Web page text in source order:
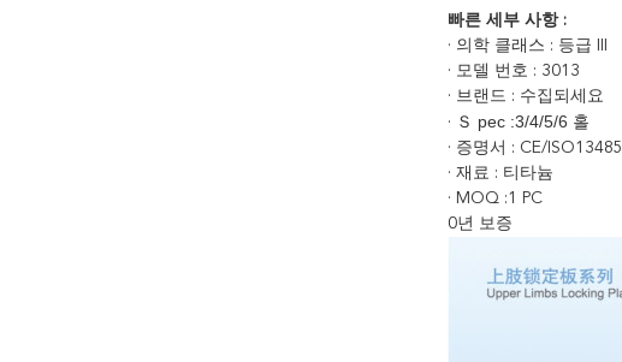
빠른 세부 사항 :
· 의학 클래스 : 등급 III
· 모델 번호 : 3013
· 브랜드 : 수집되세요
· Ｓ pec :3/4/5/6 홀
· 증명서 : CE/ISO13485
· 재료 : 티타늄
· MOQ :1 PC
0년 보증